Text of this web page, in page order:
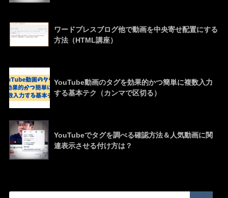
ワードプレスブログ他で動画を中央寄せ配置にする
方法（HTML講座）
YouTube動画のタグを効果的かつ簡単に複数入力
する基本テク（カンマで区切る）
YouTubeでタグを調べる確認方法＆人気動画に関
連表示させる付け方は？